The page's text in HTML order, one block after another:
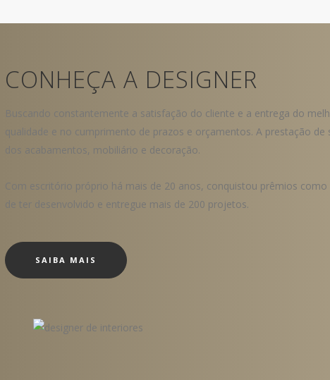
CONHEÇA A DESIGNER
Buscando constantemente a satisfação do cliente e a entrega do
qualidade e no cumprimento de prazos e orçamentos. A prestação
dos acabamentos, mobiliário e decoração.
Com escritório próprio há mais de 20 anos, conquistou prêmios
de ter desenvolvido e entregue mais de 200 projetos.
SAIBA MAIS